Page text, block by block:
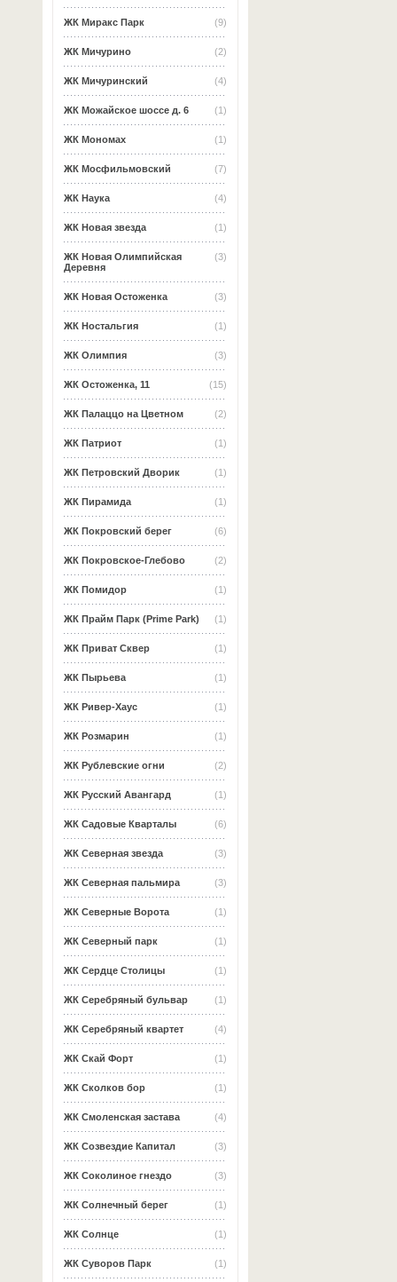
(9)
ЖК Миракс Парк
(2)
ЖК Мичурино
(4)
ЖК Мичуринский
(1)
ЖК Можайское шоссе д. 6
(1)
ЖК Мономах
(7)
ЖК Мосфильмовский
(4)
ЖК Наука
(1)
ЖК Новая звезда
(3)
ЖК Новая Олимпийская
Деревня
(3)
ЖК Новая Остоженка
(1)
ЖК Ностальгия
(3)
ЖК Олимпия
(15)
ЖК Остоженка, 11
(2)
ЖК Палаццо на Цветном
(1)
ЖК Патриот
(1)
ЖК Петровский Дворик
(1)
ЖК Пирамида
(6)
ЖК Покровский берег
(2)
ЖК Покровское-Глебово
(1)
ЖК Помидор
(1)
ЖК Прайм Парк (Prime Park)
(1)
ЖК Приват Сквер
(1)
ЖК Пырьева
(1)
ЖК Ривер-Хаус
(1)
ЖК Розмарин
(2)
ЖК Рублевские огни
(1)
ЖК Русский Авангард
(6)
ЖК Садовые Кварталы
(3)
ЖК Северная звезда
(3)
ЖК Северная пальмира
(1)
ЖК Северные Ворота
(1)
ЖК Северный парк
(1)
ЖК Сердце Столицы
(1)
ЖК Серебряный бульвар
(4)
ЖК Серебряный квартет
(1)
ЖК Скай Форт
(1)
ЖК Сколков бор
(4)
ЖК Смоленская застава
(3)
ЖК Созвездие Капитал
(3)
ЖК Соколиное гнездо
(1)
ЖК Солнечный берег
(1)
ЖК Солнце
(1)
ЖК Суворов Парк